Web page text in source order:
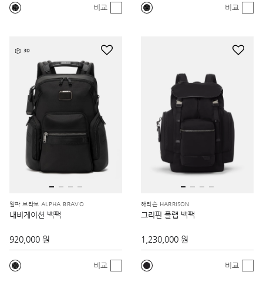
비교 비교
3D
알파 브라보 ALPHA BRAVO
내비게이션 백팩
920,000 원
비교
해리슨 HARRISON
그리핀 플랩 백팩
1,230,000 원
비교